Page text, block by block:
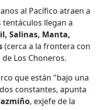
al Pacífico atraen a
tentáculos llegan a
Salinas, Manta,
(cerca a la frontera con
de Los Choneros.
que están "bajo una
constantes, apunta
, exjefe de la